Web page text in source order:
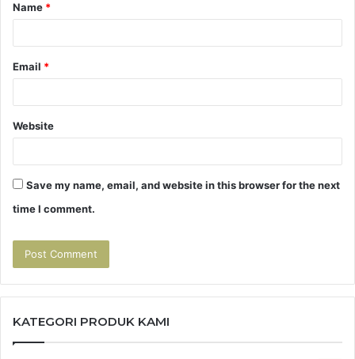
*
Name *
Email *
Website
Save my name, email, and website in this browser for the next
time I comment.
KATEGORI PRODUK KAMI